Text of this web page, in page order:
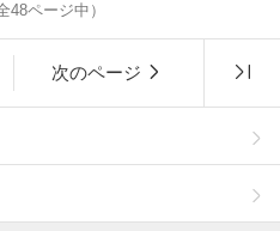
48ページ中）
次のページ